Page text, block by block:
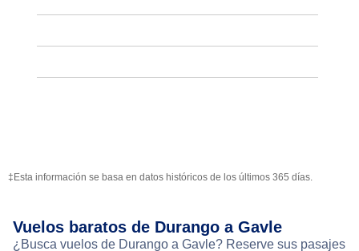
‡Esta información se basa en datos históricos de los últimos 365 días.
Vuelos baratos de Durango a Gavle
¿Busca vuelos de Durango a Gavle? Reserve sus pasajes